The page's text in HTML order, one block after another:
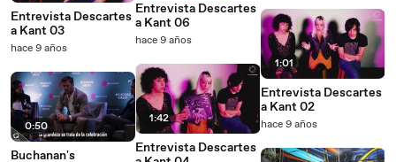
Entrevista Descartes
a Kant 03
hace 9 años
0:50
Buchanan's
Entrevista Descartes
a Kant 06
hace 9 años
1:42
Entrevista Descartes
1:01
Entrevista Descartes
a Kant 02
hace 9 años